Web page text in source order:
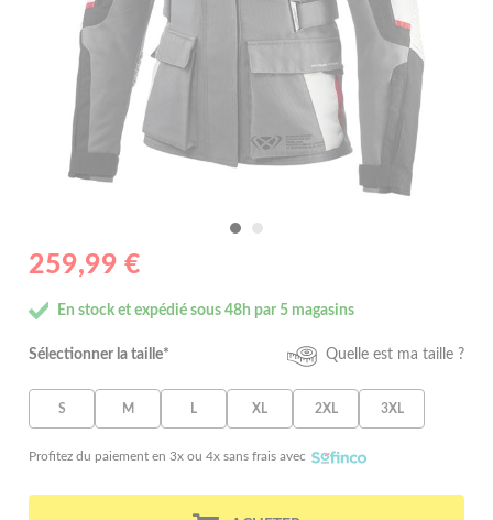
259,99 €
En stock et expédié sous 48h par 5 magasins
Sélectionner la taille* Quelle est ma taille ?
S M L XL 2XL 3XL
Profitez du paiement en 3x ou 4x sans frais avec